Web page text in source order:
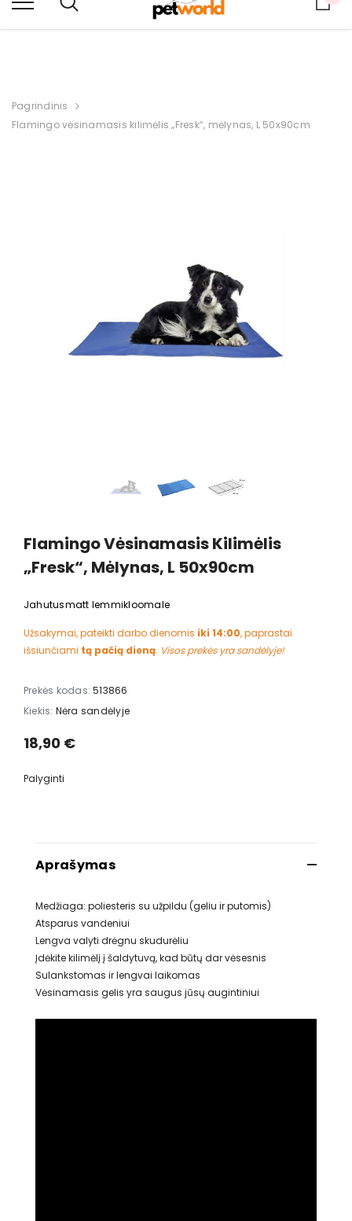
PRISTATYMAS Į LIETUVĄ PER 2–4 DARBO DIENAS.
Pagrindinis
Flamingo vėsinamasis kilimėlis „Fresk“, mėlynas, L 50x90cm
Flamingo Vėsinamasis Kilimėlis
„Fresk“, Mėlynas, L 50x90cm
Jahutusmatt lemmikloomale
Užsakymai, pateikti darbo dienomis iki 14:00, paprastai
išsiunčiami tą pačią dieną. Visos prekės yra sandėlyje!
Prekės kodas: 513866
Kiekis: Nėra sandėlyje
18,90 €
Palyginti
Aprašymas
Medžiaga: poliesteris su užpildu (geliu ir putomis)
Atsparus vandeniui
Lengva valyti drėgnu skudurėliu
Įdėkite kilimėlį į šaldytuvą, kad būtų dar vėsesnis
Sulankstomas ir lengvai laikomas
Vėsinamasis gelis yra saugus jūsų augintiniui